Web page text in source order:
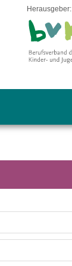
Herausgeber: